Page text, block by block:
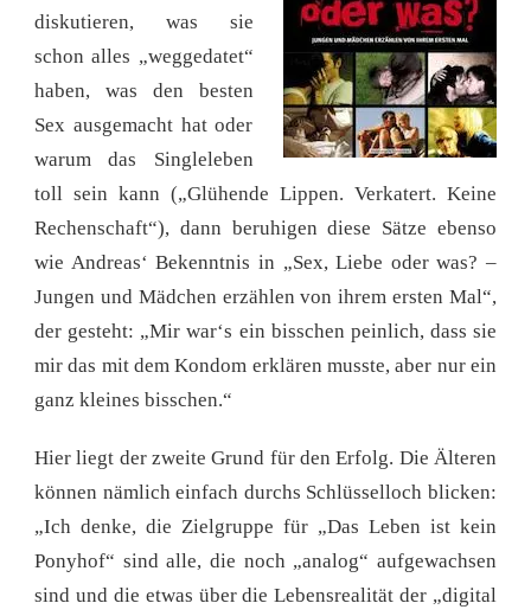
diskutieren, was sie
schon alles „weggedatet“
haben, was den besten
Sex ausgemacht hat oder
warum das Singleleben
toll sein kann („Glühende Lippen. Verkatert. Keine
Rechenschaft“), dann beruhigen diese Sätze ebenso
wie Andreas‘ Bekenntnis in „Sex, Liebe oder was? –
Jungen und Mädchen erzählen von ihrem ersten Mal“,
der gesteht: „Mir war‘s ein bisschen peinlich, dass sie
mir das mit dem Kondom erklären musste, aber nur ein
ganz kleines bisschen.“
Hier liegt der zweite Grund für den Erfolg. Die Älteren
können nämlich einfach durchs Schlüsselloch blicken:
„Ich denke, die Zielgruppe für „Das Leben ist kein
Ponyhof“ sind alle, die noch „analog“ aufgewachsen
sind und die etwas über die Lebensrealität der „digital